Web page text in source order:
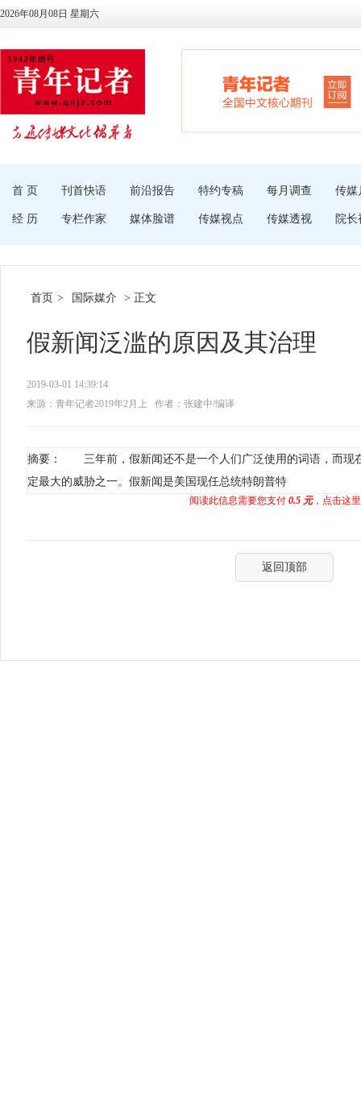
2026年08月08日 星期六
首 页 刊首快语 前沿报告 特约专稿 每月调查 传媒
经 历 专栏作家 媒体脸谱 传媒视点 传媒透视 院长
首页 > 国际媒介 > 正文
假新闻泛滥的原因及其治理
2019-03-01 14:39:14
来源：青年记者2019年2月上
作者：张建中/编译
摘要： 三年前，假新闻还不是一个人们广泛使用的词语，而现
定最大的威胁之一。假新闻是美国现任总统特朗普特
阅读此信息需要您支付 0.5 元，点击这
返回顶部